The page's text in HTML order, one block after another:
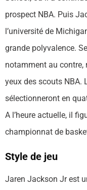
prospect NBA. Puis
l’université de
grande polyvalence.
notamment au contre,
yeux des scouts NBA.
sélectionneront en
A l’heure actuelle, il
championnat de
Style de jeu
Jaren Jackson Jr est